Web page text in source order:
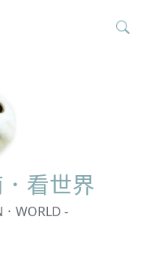
看世界
WORLD -